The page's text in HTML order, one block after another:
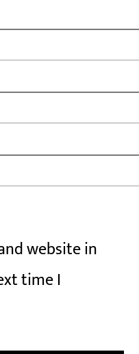
website in
time I